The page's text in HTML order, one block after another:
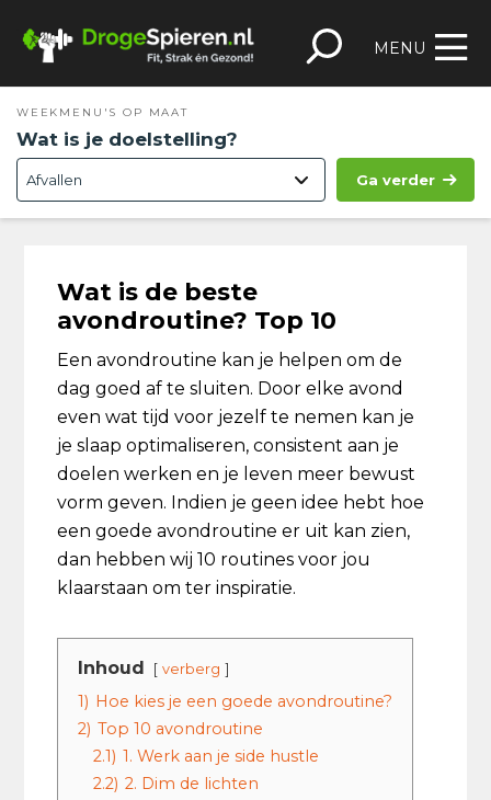
naar
naar
inhoud
naar
sidebar
footer
MENU
WEEKMENU'S OP MAAT
Wat is je doelstelling?
Ga verder
Wat is de beste
avondroutine? Top 10
Een avondroutine kan je helpen om de
dag goed af te sluiten. Door elke avond
even wat tijd voor jezelf te nemen kan je
je slaap optimaliseren, consistent aan je
doelen werken en je leven meer bewust
vorm geven. Indien je geen idee hebt hoe
een goede avondroutine er uit kan zien,
dan hebben wij 10 routines voor jou
klaarstaan om ter inspiratie.
Inhoud verberg
1) Hoe kies je een goede avondroutine?
2) Top 10 avondroutine
2.1) 1. Werk aan je side hustle
2.2) 2. Dim de lichten